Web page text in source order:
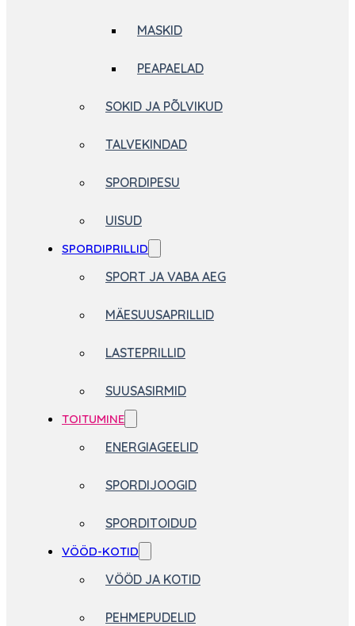
MASKID
PEAPAELAD
SOKID JA PÕLVIKUD
TALVEKINDAD
SPORDIPESU
UISUD
SPORDIPRILLID
SPORT JA VABA AEG
MÄESUUSAPRILLID
LASTEPRILLID
SUUSASIRMID
TOITUMINE
ENERGIAGEELID
SPORDIJOOGID
SPORDITOIDUD
VÖÖD-KOTID
VÖÖD JA KOTID
PEHMEPUDELID